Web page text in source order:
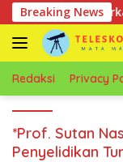
Langsung
ke
konten
Breaking News
KIT
Redaksi Privacy
*Prof. Sutan
Penyelidikan